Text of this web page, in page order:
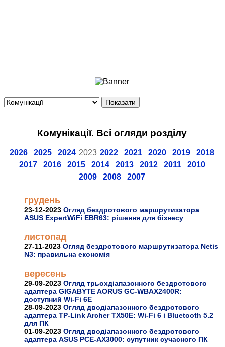
Смартфони
Периферія
Програмне забезпечення
Комунікації. Всі огляди розділу
2026 2025 2024 2023 2022 2021 2020 2019
2018
2017
2016 2015 2014 2013 2012 2011
2010
2009
2008 2007
грудень
23-12-2023 Огляд бездротового маршрутизатора
ASUS ExpertWiFi EBR63: рішення для бізнесу
листопад
27-11-2023 Огляд бездротового маршрутизатора Netis
N3: правильна економія
вересень
29-09-2023 Огляд трьохдіапазонного бездротового
адаптера GIGABYTE AORUS GC-WBAX2400R:
доступний Wi-Fi 6E
28-09-2023 Огляд дводіапазонного бездротового
адаптера TP-Link Archer TX50E: Wi-Fi 6 і Bluetooth 5.2
для ПК
01-09-2023 Огляд дводіапазонного бездротового
адаптера ASUS PCE-AX3000: супутник сучасного ПК